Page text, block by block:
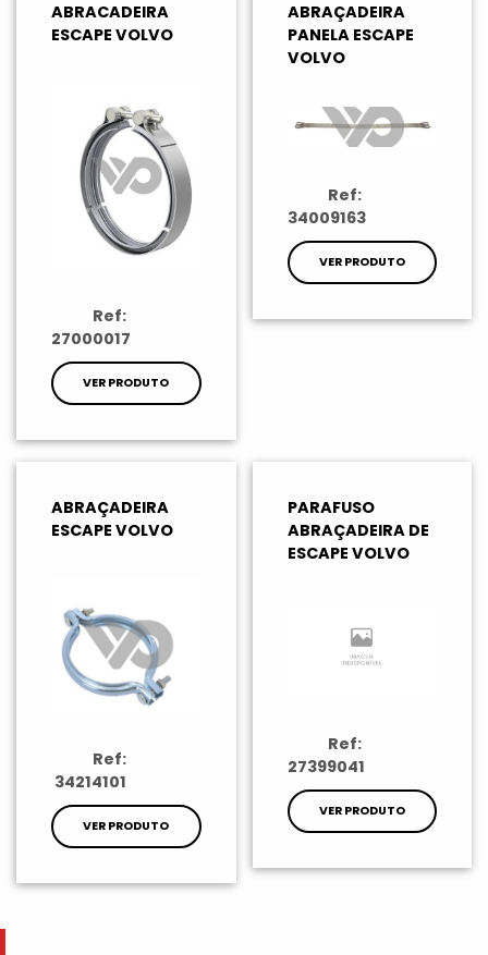
ABRACADEIRA
ESCAPE VOLVO
Ref:
27000017
VER PRODUTO
ABRAÇADEIRA
PANELA ESCAPE
VOLVO
Ref:
34009163
VER PRODUTO
ABRAÇADEIRA
ESCAPE VOLVO
Ref:
34214101
VER PRODUTO
PARAFUSO
ABRAÇADEIRA DE
ESCAPE VOLVO
Ref:
27399041
VER PRODUTO